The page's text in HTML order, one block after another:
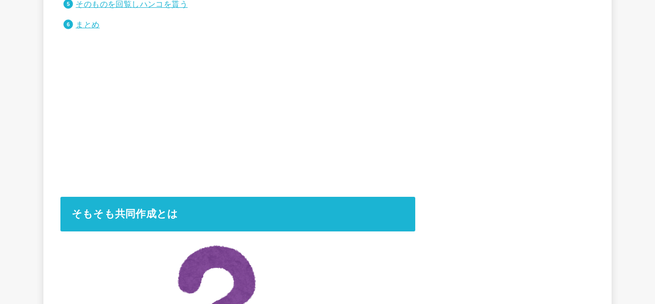
そのものを回覧しハンコを貰う
まとめ
そもそも共同作成とは